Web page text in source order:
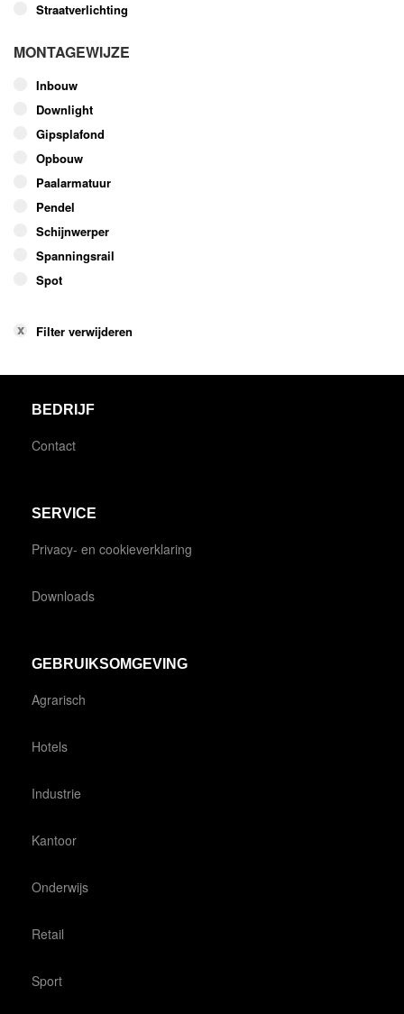
Straatverlichting
MONTAGEWIJZE
Inbouw
Downlight
Gipsplafond
Opbouw
Paalarmatuur
Pendel
Schijnwerper
Spanningsrail
Spot
Filter verwijderen
BEDRIJF
Contact
SERVICE
Privacy- en cookieverklaring
Downloads
GEBRUIKSOMGEVING
Agrarisch
Hotels
Industrie
Kantoor
Onderwijs
Retail
Sport